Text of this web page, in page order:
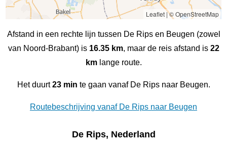
Leaflet|© OpenStreetMap
Afstand in een rechte lijn tussen De Rips en Beugen (zowel
van Noord-Brabant) is 16.35 km, maar de reis afstand is 22
kmlange route.
Het duurt23 min te gaan vanaf De Rips naar Beugen.
Routebeschrijving vanaf De Rips naar Beugen
De Rips, Nederland